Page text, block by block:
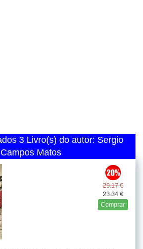
3 Livro(s) do autor: Sergio
Campos Matos
29.17 €
23.34 €
Comprar